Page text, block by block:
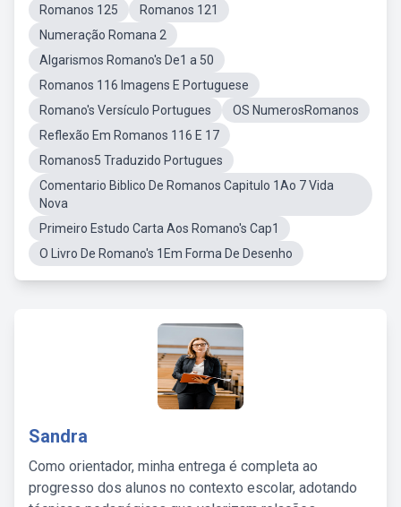
Romanos 125
Romanos 121
Numeração Romana 2
Algarismos Romano's De1 a 50
Romanos 116 Imagens E Portuguese
Romano's Versículo Portugues
OS NumerosRomanos
Reflexão Em Romanos 116 E 17
Romanos5 Traduzido Portugues
Comentario Biblico De Romanos Capitulo 1Ao 7 Vida
Nova
Primeiro Estudo Carta Aos Romano's Cap1
O Livro De Romano's 1Em Forma De Desenho
Sandra
Como orientador, minha entrega é completa ao
progresso dos alunos no contexto escolar, adotando